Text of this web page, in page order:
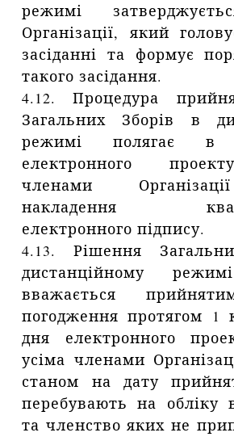
режимі
Організації, який
засіданні та формує
такого засідання.
4.12. Процедура
Загальних Зборів в
режимі полягає в
електронного
членами
накладення
електронного підпису.
4.13. Рішення
дистанційному
вважається
погодження протягом 1
дня електронного
усіма членами
станом на дату
перебувають на обліку
та членство яких не